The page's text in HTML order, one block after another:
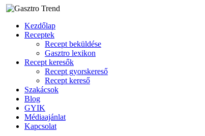
Kezdőlap
Receptek
Recept beküldése
Gasztro lexikon
Recept keresők
Recept gyorskereső
Recept kereső
Szakácsok
Blog
GYIK
Médiaajánlat
Kapcsolat